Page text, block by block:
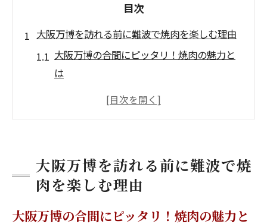
目次
大阪万博を訪れる前に難波で焼肉を楽しむ理由
大阪万博の合間にピッタリ！焼肉の魅力と
は
文化とグルメを同時に味わう！難波の魅力
難波で焼肉が選ばれる理由
大阪万博と焼肉の絶妙な組み合わせ
難波駅からアクセス抜群！焼肉店の魅力を探る
大阪万博を訪れる前に難波で焼
肉を楽しむ理由
大阪万博の合間にピッタリ！焼肉の魅力と